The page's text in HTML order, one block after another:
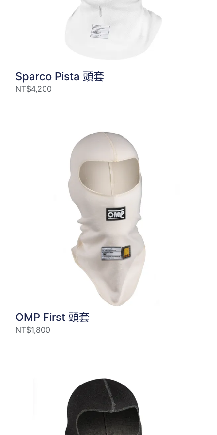
Sparco Pista 頭套
NT$4,200
OMP First 頭套
NT$1,800